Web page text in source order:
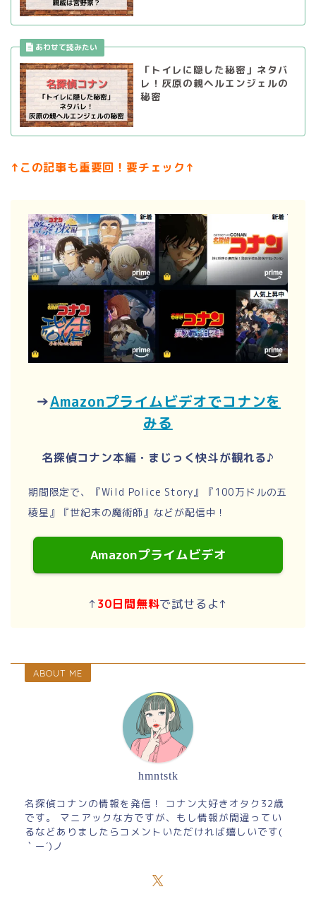
「トイレに隠した秘密」ネタバ
レ！灰原の親ヘルエンジェルの
秘密
↑この記事も重要回！要チェック↑
→Amazonプライムビデオでコナンを
みる
名探偵コナン本編・まじっく快斗が観れる♪
期間限定で、『Wild Police Story』『100万ドルの五
稜星』『世紀末の魔術師』などが配信中！
Amazonプライムビデオ
↑ 30日間無料で試せるよ↑
ABOUT ME
hmntstk
名探偵コナンの情報を発信！ コナン大好きオタク32歳
です。 マニアックな方ですが、もし情報が間違ってい
るなどありましたらコメントいただければ嬉しいです(
｀ー´)ノ